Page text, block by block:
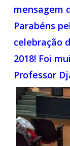
mensagem
Parabéns
celebração
2018! Foi
Professor